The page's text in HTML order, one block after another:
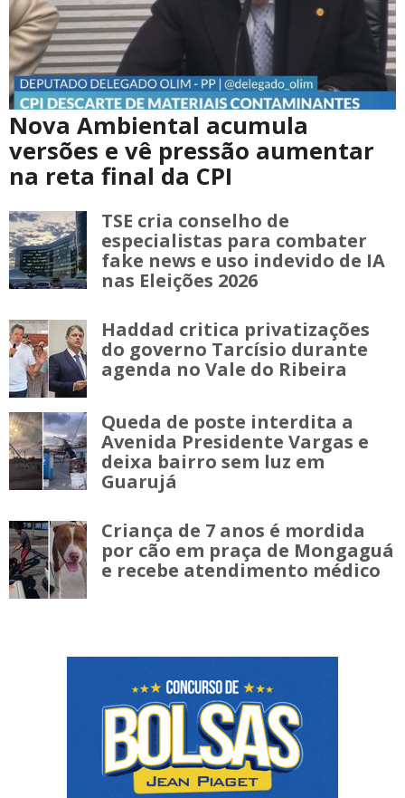
Nova Ambiental acumula
versões e vê pressão aumentar
na reta final da CPI
TSE cria conselho de
especialistas para combater
fake news e uso indevido de IA
nas Eleições 2026
Haddad critica privatizações
do governo Tarcísio durante
agenda no Vale do Ribeira
Queda de poste interdita a
Avenida Presidente Vargas e
deixa bairro sem luz em
Guarujá
Criança de 7 anos é mordida
por cão em praça de Mongaguá
e recebe atendimento médico